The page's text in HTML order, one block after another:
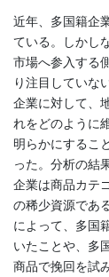
近年、多国籍企
ている。しかし
市場へ参入する
り注目していな
企業に対して、
れをどのように
明らかにするこ
った。分析の結
企業は商品カテ
の稀少資源であ
によって、多国
いたことや、多
商品で挽回を試